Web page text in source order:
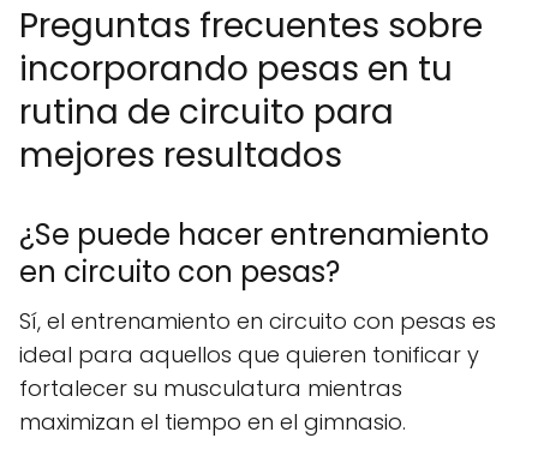
Preguntas frecuentes sobre
incorporando pesas en tu
rutina de circuito para
mejores resultados
¿Se puede hacer entrenamiento
en circuito con pesas?
Sí, el entrenamiento en circuito con pesas es
ideal para aquellos que quieren tonificar y
fortalecer su musculatura mientras
maximizan el tiempo en el gimnasio.